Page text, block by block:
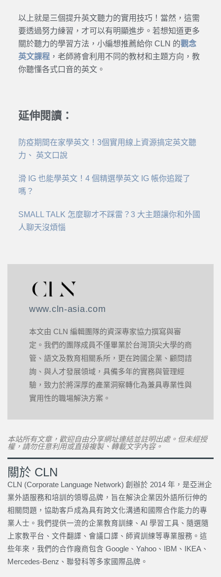
以上就是三個提升英文聽力的實用技巧！當然，這需
要透過努力練習，才可以有明顯進步。若想知道更多
關於聽力的學習方法，小編想推薦給你 CLN 的觀念
英文課程，老師將會利用不同的教材和主題方向，教
你聽懂各式口音的英文。
延伸閱讀：
防疫期間在家學英文！3個實用線上資源搞定英文聽
力、 英文口說
滑 IG 也能學英文！4 個精選學英文 IG 帳你追蹤了
嗎？
SMALL TALK 怎麼聊才不踩雷？3 大主題讓你和外國
人聊天沒煩惱
www.cln-asia.com
本文由 CLN 編輯團隊的資深專家協力撰寫與審
定。我們的團隊成員不僅畢業於台灣頂尖大學的商
管、語文及教育相關系所，更在跨國企業、顧問諮
詢、與人才發展領域，具備多年的實務與管理經
驗，致力於將深厚的產業洞察轉化為兼具專業性與
實用性的職場解決方案。
本站所有文章，歡迎自由分享網址連結並註明出處。但未經授
權，請勿任意利用或直接複製、轉載文字內容。
關於 CLN
CLN (Corporate Language Network) 創辦於 2014 年，是亞洲企
業外語服務和培訓的領導品牌，旨在解決企業因外語所衍伸的
相關問題，協助客戶成為具有跨文化溝通和國際合作能力的專
業人士。我們提供一流的企業教育訓練、AI 學習工具、隨選隨
上家教平台、文件翻譯、會議口譯、師資訓練等專業服務。這
些年來，我們的合作廠商包含 Google、Yahoo、IBM、IKEA、
Mercedes-Benz、聯發科等多家國際品牌。